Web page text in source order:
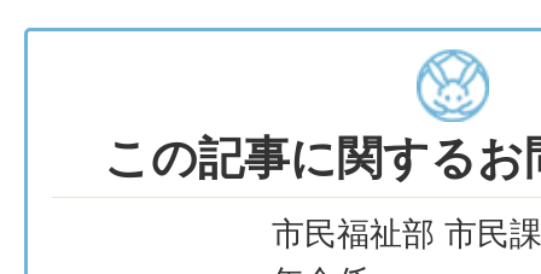
この記事に関する
市民福祉部 市民